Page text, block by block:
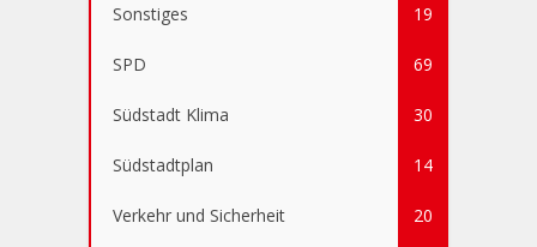
Sonstiges 19
SPD 69
Südstadt Klima 30
Südstadtplan 14
Verkehr und Sicherheit 20